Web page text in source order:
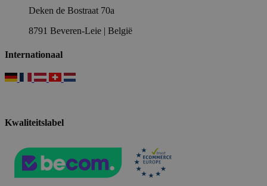
Deken de Bostraat 70a
8791 Beveren-Leie | België
Internationaal
Kwaliteitslabel